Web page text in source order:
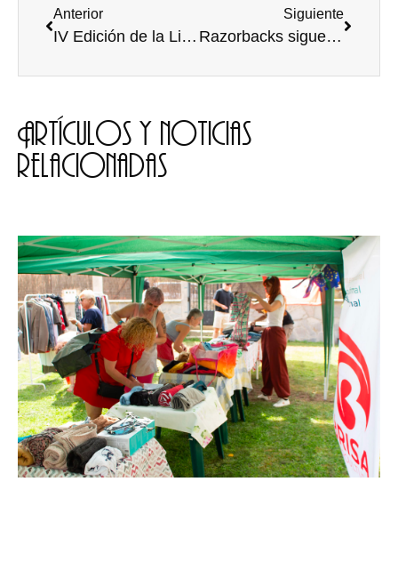
Anterior
IV Edición de la Liga de Debate universitaria Trofeo Rector de la Universidad de Burgos
Siguiente
Razorbacks sigue avanzando en las OGseries University
Artículos y noticias
relacionadas